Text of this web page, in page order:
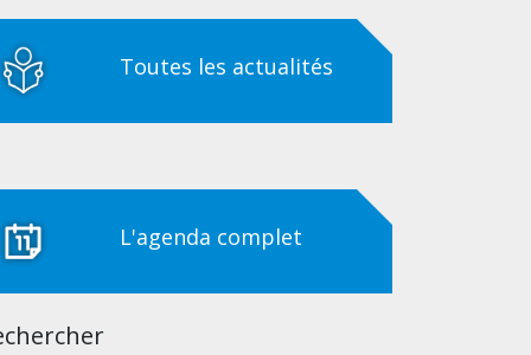
Toutes les actualités
L'agenda complet